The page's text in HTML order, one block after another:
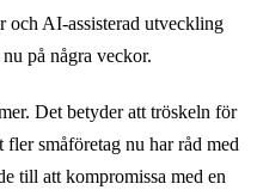
och AI-assisterad utveckling
på några veckor.
Det betyder att tröskeln för
småföretag nu har råd med
till att kompromissa med en